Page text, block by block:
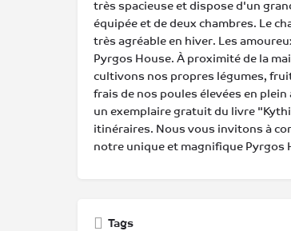
très spacieuse et dispose d'un
équipée et de deux chambres. Le
très agréable en hiver. Les
Pyrgos House. À proximité de la
cultivons nos propres légumes,
frais de nos poules élevées en
un exemplaire gratuit du livre
itinéraires. Nous vous invitons à
notre unique et magnifique Pyrgos
Tags